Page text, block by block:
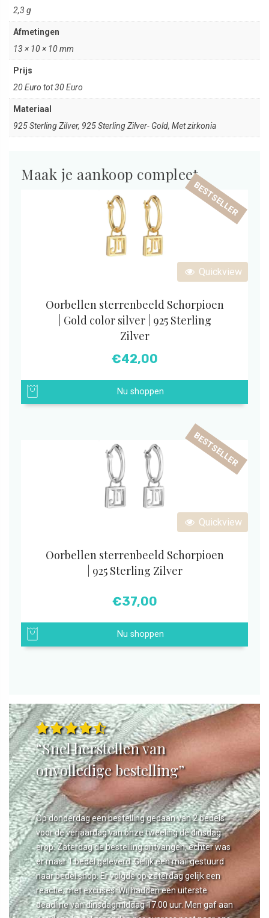
2,3 g
Afmetingen
13 × 10 × 10 mm
Prijs
20 Euro tot 30 Euro
Materiaal
925 Sterling Zilver, 925 Sterling Zilver- Gold, Met zirkonia
Maak je aankoop compleet
Quickview
BESTSELLER
Oorbellen sterrenbeeld Schorpioen
| Gold color silver | 925 Sterling
Zilver
€42,00
Nu shoppen
Quickview
BESTSELLER
Oorbellen sterrenbeeld Schorpioen
| 925 Sterling Zilver
€37,00
Nu shoppen
“Snel herstellen van
onvolledige bestelling”
Op donderdag een bestelling gedaan van 2 bedels
voor de verjaardag van onze tweeling de dinsdag
erop. Zaterdag de bestelling ontvangen, echter was
er maar 1 bedel geleverd. Gelijk een mail gestuurd
naar bedel.shop. Er volgde op zaterdag gelijk een
reactie, met excuses. Wij hadden een uiterste
deadline van dinsdagmiddag 17.00 uur. Men gaf aan